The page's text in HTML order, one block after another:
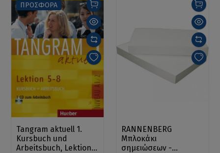
ΠΡΟΣΦΟΡΑ
Tangram aktuell 1.
Kursbuch und
Arbeitsbuch, Lektion 5
RANNENBERG
Μπλοκάκι
σημειώσεων -